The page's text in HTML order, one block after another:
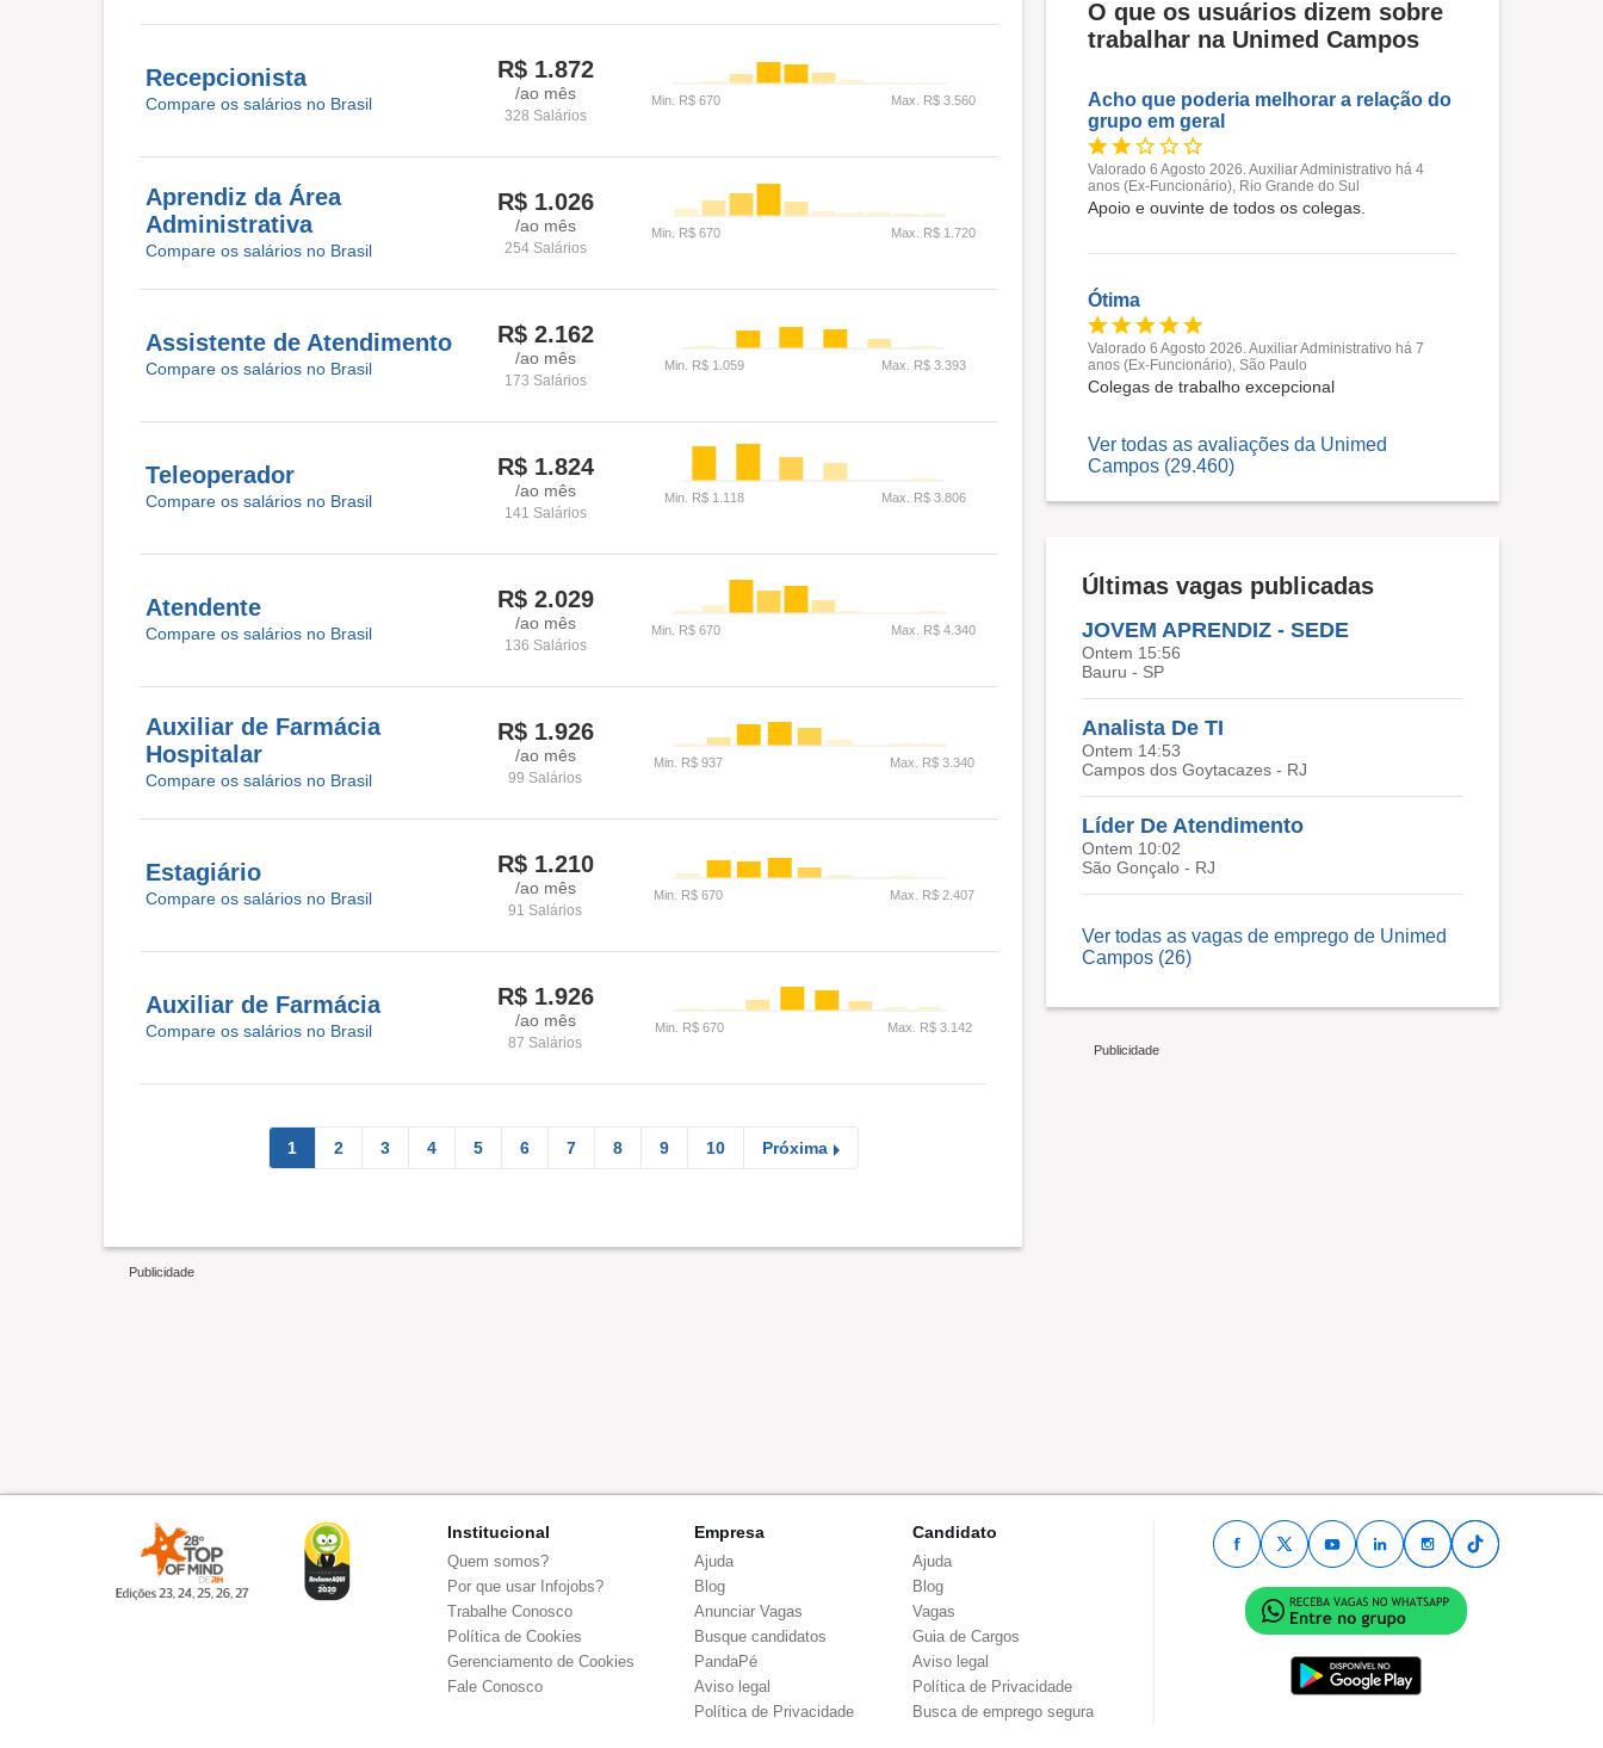
Recepcionista
Compare os salários no Brasil
R$ 1.872
/ao mês
328 Salários
Aprendiz da Área
Administrativa
Compare os salários no Brasil
R$ 1.026
/ao mês
254 Salários
Assistente de Atendimento
Compare os salários no Brasil
R$ 2.162
/ao mês
173 Salários
Teleoperador
Compare os salários no Brasil
R$ 1.824
/ao mês
141 Salários
Atendente
Compare os salários no Brasil
R$ 2.029
/ao mês
136 Salários
Auxiliar de Farmácia
Hospitalar
Compare os salários no Brasil
R$ 1.926
/ao mês
99 Salários
Estagiário
Compare os salários no Brasil
R$ 1.210
/ao mês
91 Salários
Auxiliar de Farmácia
Compare os salários no Brasil
R$ 1.926
/ao mês
87 Salários
1 2 3 4 5 6 7 8 9 10 Próxima
O que os usuários dizem sobre
trabalhar na Unimed Campos
Acho que poderia melhorar a relação do
grupo em geral
Valorado 6 Agosto 2026. Auxiliar Administrativo há 4
anos (Ex-Funcionário), Rio Grande do Sul
Apoio e ouvinte de todos os colegas.
Ótima
Valorado 6 Agosto 2026. Auxiliar Administrativo há 7
anos (Ex-Funcionário), São Paulo
Colegas de trabalho excepcional
Ver todas as avaliações da Unimed
Campos (29.460)
Últimas vagas publicadas
JOVEM APRENDIZ - SEDE
Ontem 15:56
Bauru - SP
Analista De TI
Ontem 14:53
Campos dos Goytacazes - RJ
Líder De Atendimento
Ontem 10:02
São Gonçalo - RJ
Ver todas as vagas de emprego de Unimed
Campos (26)
Institucional
Quem somos?
Por que usar Infojobs?
Trabalhe Conosco
Política de Cookies
Gerenciamento de Cookies
Fale Conosco
Empresa
Ajuda
Blog
Anunciar Vagas
Busque candidatos
PandaPé
Aviso legal
Política de Privacidade
Candidato
Ajuda
Blog
Vagas
Guia de Cargos
Aviso legal
Política de Privacidade
Busca de emprego segura